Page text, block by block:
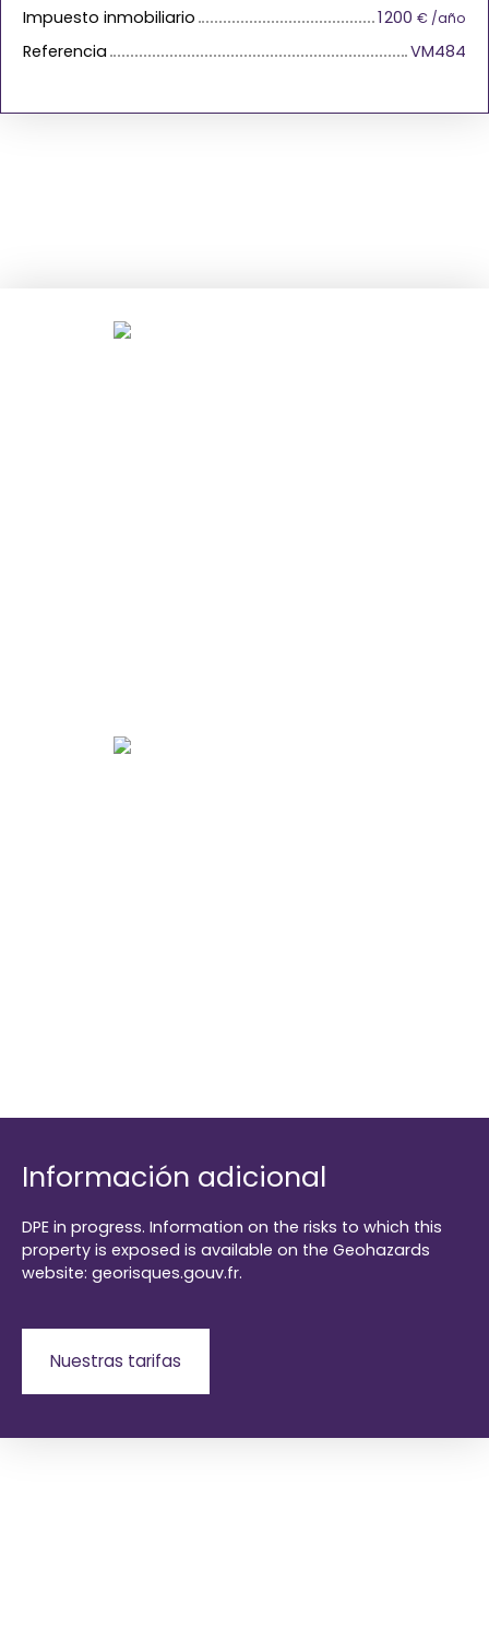
Impuesto inmobiliario
1 200 € /año
Referencia VM484
Información adicional
DPE in progress. Information on the risks to which this
property is exposed is available on the Geohazards
website: georisques.gouv.fr.
Nuestras tarifas